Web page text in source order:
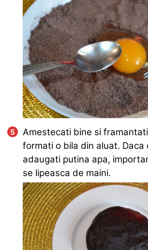
Amestecati bine si
formati o bila din aluat. Daca
adaugati putina apa,
se lipeasca de maini.